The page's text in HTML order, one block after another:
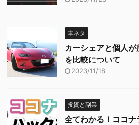
車ネタ
カーシェアと個人
を比較について
2023/11/18
投資と副業
全てわかる！ココナ